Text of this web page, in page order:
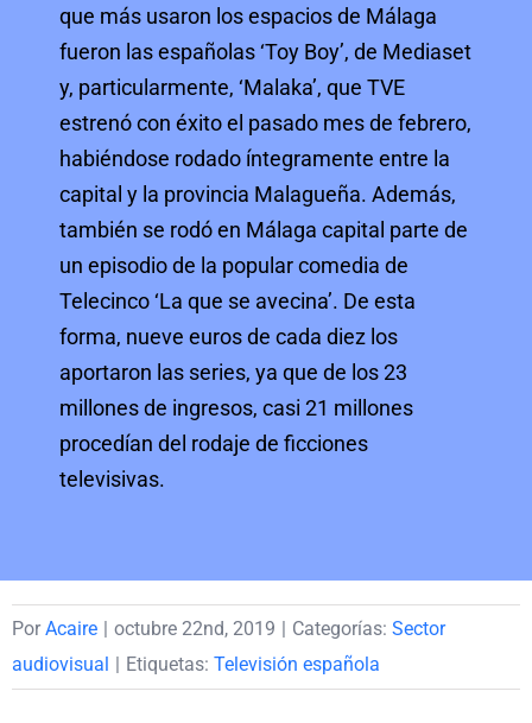
que más usaron los espacios de Málaga
fueron las españolas ‘Toy Boy’, de Mediaset
y, particularmente, ‘Malaka’, que TVE
estrenó con éxito el pasado mes de febrero,
habiéndose rodado íntegramente entre la
capital y la provincia Malagueña. Además,
también se rodó en Málaga capital parte de
un episodio de la popular comedia de
Telecinco ‘La que se avecina’. De esta
forma, nueve euros de cada diez los
aportaron las series, ya que de los 23
millones de ingresos, casi 21 millones
procedían del rodaje de ficciones
televisivas.
PorAcaire octubre 22nd, 2019 Categorías: Sector
audiovisual
Etiquetas: Televisión española